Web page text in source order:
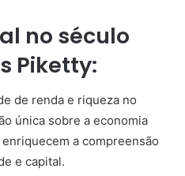
no século
Piketty:
de renda e riqueza no
única sobre a economia
a compreensão
e capital.